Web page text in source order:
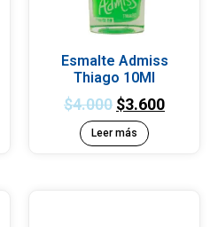
Esmalte Admiss
Thiago 10Ml
$4.000 $3.600
Leer más